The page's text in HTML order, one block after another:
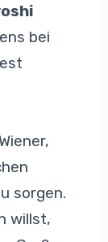
bei
sorgen.
willst,